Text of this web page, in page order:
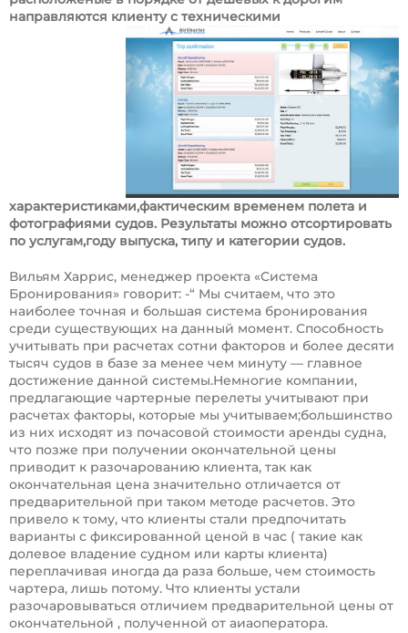
направляются клиенту с техническими
характеристиками,фактическим временем полета и
фотографиями судов. Результаты можно отсортировать
по услугам,году выпуска, типу и категории судов.
Вильям Харрис, менеджер проекта «Система
Бронирования» говорит: -“ Мы считаем, что это
наиболее точная и большая система бронирования
среди существующих на данный момент. Способность
учитывать при расчетах сотни факторов и более десяти
тысяч судов в базе за менее чем минуту — главное
достижение данной системы.Немногие компании,
предлагающие чартерные перелеты учитывают при
расчетах факторы, которые мы учитываем;большинство
из них исходят из почасовой стоимости аренды судна,
что позже при получении окончательной цены
приводит к разочарованию клиента, так как
окончательная цена значительно отличается от
предварительной при таком методе расчетов. Это
привело к тому, что клиенты стали предпочитать
варианты с фиксированной ценой в час ( такие как
долевое владение судном или карты клиента)
переплачивая иногда да раза больше, чем стоимость
чартера, лишь потому. Что клиенты устали
разочаровываться отличием предварительной цены от
окончательной , полученной от аиаоператора.